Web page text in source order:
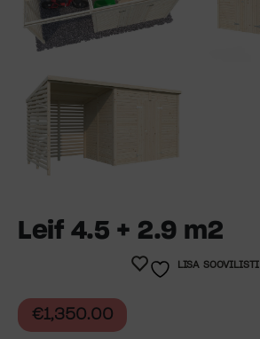
Leif 4.5 + 2.9 m2
€1,350.00
LISA SOOVILISTI